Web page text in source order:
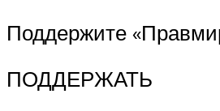
Поддержите
ПОДДЕРЖАТЬ